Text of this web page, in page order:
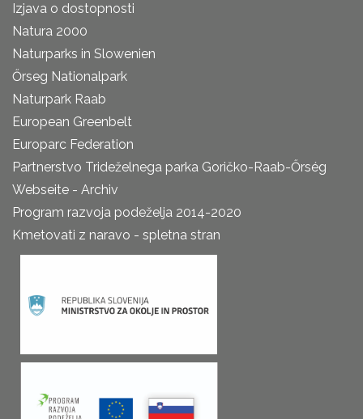
Izjava o dostopnosti
Natura 2000
Naturparks in Slowenien
Őrseg Nationalpark
Naturpark Raab
European Greenbelt
Europarc Federation
Partnerstvo Trideželnega parka Goričko-Raab-Őrség
Webseite - Archiv
Program razvoja podeželja 2014-2020
Kmetovati z naravo - spletna stran